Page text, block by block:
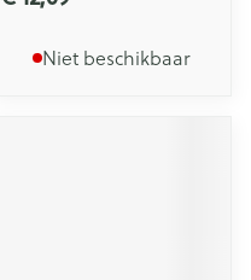
Niet beschikbaar